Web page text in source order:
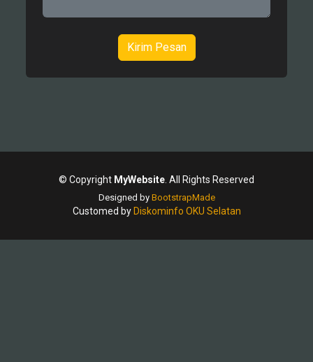
Kirim Pesan
© Copyright MyWebsite. All Rights Reserved
Designed by BootstrapMade
Customed by Diskominfo OKU Selatan